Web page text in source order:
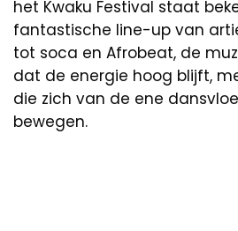
het Kwaku Festival staat
fantastische line-up van
tot soca en Afrobeat, de
dat de energie hoog blijft,
die zich van de ene
bewegen.